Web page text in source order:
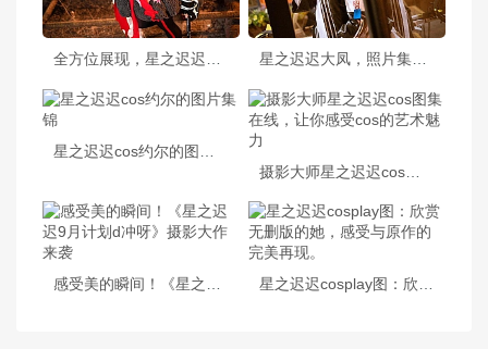
全方位展现，星之迟迟邻家太太免费分享最好的cos作品 星之迟迟大凤，照片集锦大公开
摄影大师星之迟迟cos图集在线，让你感受cos的艺术魅力
感受美的瞬间！《星之迟迟9月计划d冲呀》摄影大作来袭 星之迟迟cosplay图：欣赏无删版的她，感受与原作的完美再现。